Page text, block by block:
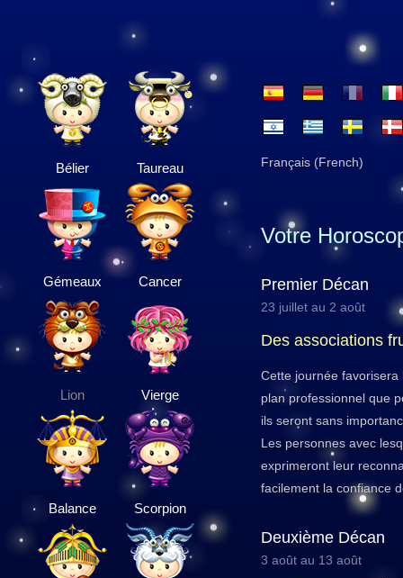
Bélier Taureau
Gémeaux Cancer
Lion Vierge
Balance Scorpion
Français (French)
Votre
Premier Décan
23 juillet au 2 août
Des associations
Cette journée
plan professionnel que
ils seront sans
Les personnes avec
exprimeront leur
facilement la confiance
Deuxième Décan
3 août au 13 août